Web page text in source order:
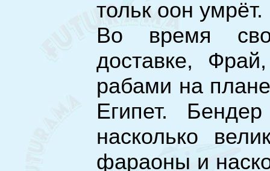
тольк оон умрёт.
Во время
доставке,
рабами на
Египет.
насколько
фараоны и